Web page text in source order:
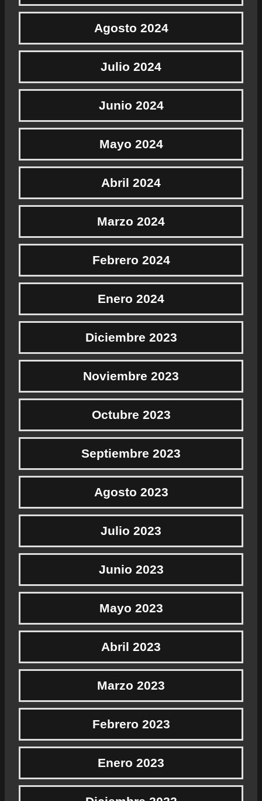
Agosto 2024
Julio 2024
Junio 2024
Mayo 2024
Abril 2024
Marzo 2024
Febrero 2024
Enero 2024
Diciembre 2023
Noviembre 2023
Octubre 2023
Septiembre 2023
Agosto 2023
Julio 2023
Junio 2023
Mayo 2023
Abril 2023
Marzo 2023
Febrero 2023
Enero 2023